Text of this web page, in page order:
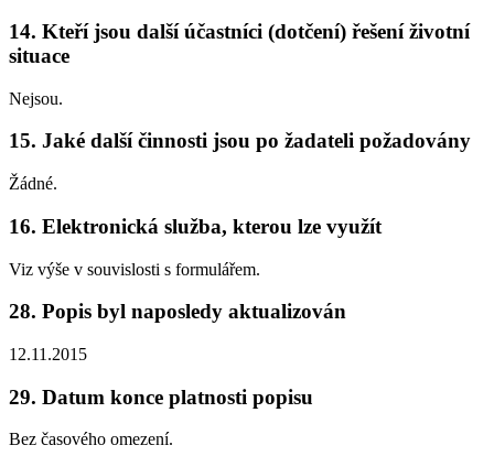
14. Kteří jsou další účastníci (dotčení) řešení životní
situace
Nejsou.
15. Jaké další činnosti jsou po žadateli požadovány
Žádné.
16. Elektronická služba, kterou lze využít
Viz výše v souvislosti s formulářem.
28. Popis byl naposledy aktualizován
12.11.2015
29. Datum konce platnosti popisu
Bez časového omezení.